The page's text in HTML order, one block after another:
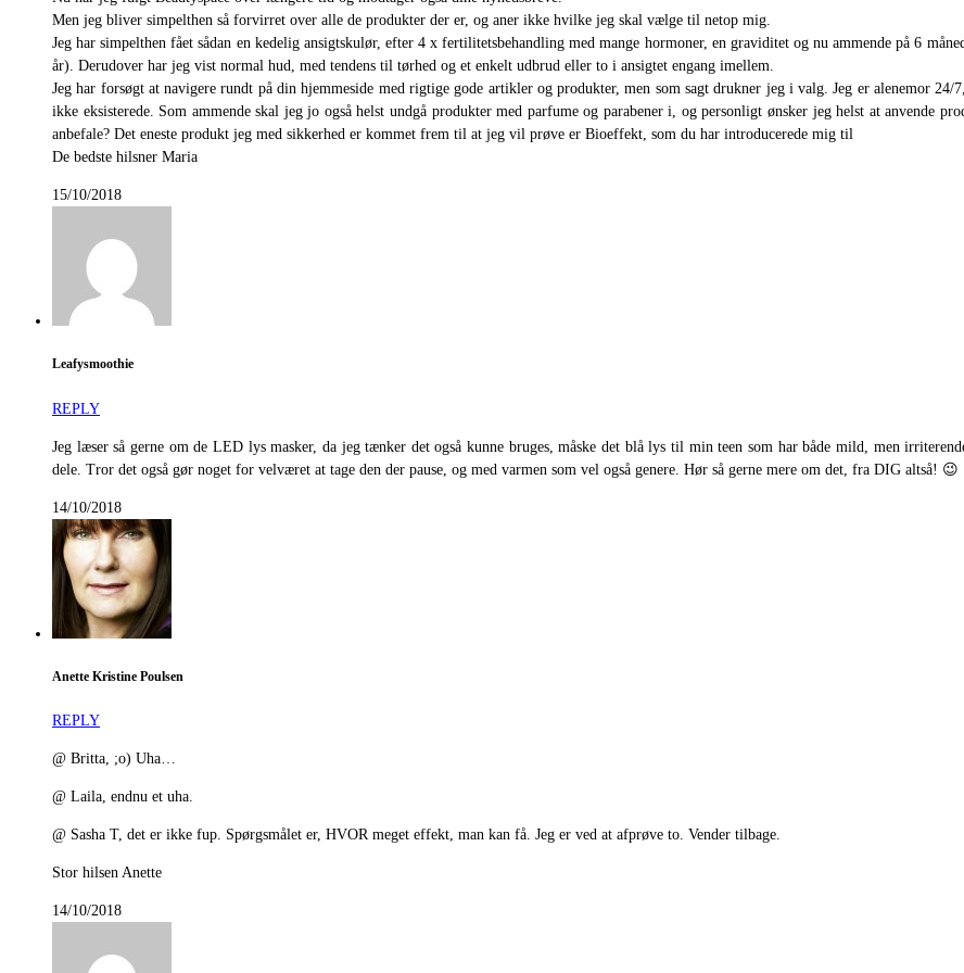
Men jeg bliver simpelthen så forvirret over alle de produkter der er, og aner ikke hvilke jeg skal vælge til netop mig.
Jeg har simpelthen fået sådan en kedelig ansigtskulør, efter 4 x fertilitetsbehandling med mange hormoner, en graviditet og nu ammende på 6
år). Derudover har jeg vist normal hud, med tendens til tørhed og et enkelt udbrud eller to i ansigtet engang imellem.
Jeg har forsøgt at navigere rundt på din hjemmeside med rigtige gode artikler og produkter, men som sagt drukner jeg i valg. Jeg er alenemor
ikke eksisterede. Som ammende skal jeg jo også helst undgå produkter med parfume og parabener i, og personligt ønsker jeg helst at anvende
anbefale? Det eneste produkt jeg med sikkerhed er kommet frem til at jeg vil prøve er Bioeffekt, som du har introducerede mig til
De bedste hilsner Maria
15/10/2018
Leafysmoothie
REPLY
Jeg læser så gerne om de LED lys masker, da jeg tænker det også kunne bruges, måske det blå lys til min teen som har både mild, men
dele. Tror det også gør noget for velværet at tage den der pause, og med varmen som vel også genere. Hør så gerne mere om det, fra DIG altså! 😉
14/10/2018
Anette Kristine Poulsen
REPLY
@ Britta, ;o) Uha…
@ Laila, endnu et uha.
@ Sasha T, det er ikke fup. Spørgsmålet er, HVOR meget effekt, man kan få. Jeg er ved at afprøve to. Vender tilbage.
Stor hilsen Anette
14/10/2018